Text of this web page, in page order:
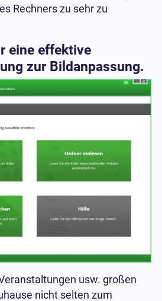
Rechners zu sehr zu
eine effektive
zur Bildanpassung.
usw. großen
nicht selten zum